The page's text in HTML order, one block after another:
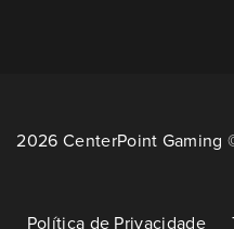
2026 CenterPoint Gaming
Política de Privacidade